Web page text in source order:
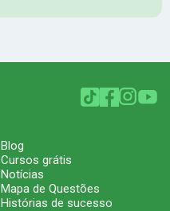
Blog
Cursos grátis
Notícias
Mapa de Questões
Histórias de sucesso